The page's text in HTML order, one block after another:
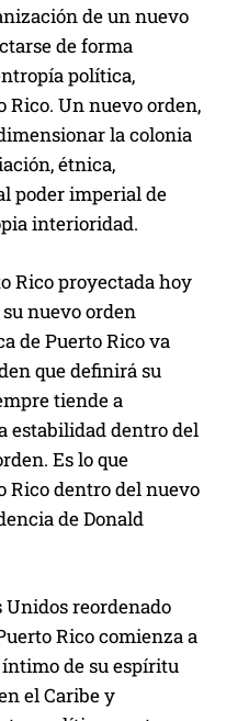
de un nuevo
de forma
política,
Rico. Un nuevo orden,
la colonia
étnica,
poder imperial de
interioridad.
Rico proyectada hoy
nuevo orden
de Puerto Rico va
que definirá su
tiende a
estabilidad dentro del
Es lo que
Rico dentro del nuevo
de Donald
Unidos reordenado
Rico comienza a
de su espíritu
el Caribe y